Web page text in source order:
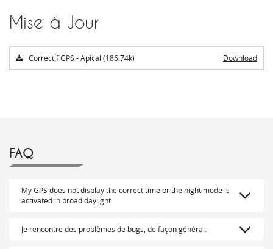
Mise à Jour
Correctif GPS - Apical (186.74k) Download
FAQ
My GPS does not display the correct time or the night mode is
activated in broad daylight
Je rencontre des problèmes de bugs, de façon général.